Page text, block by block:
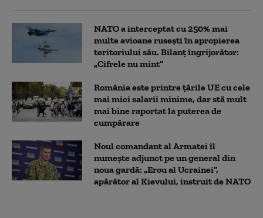
NATO a interceptat cu 250% mai
multe avioane rusești în apropierea
teritoriului său. Bilanț îngrijorător:
„Cifrele nu mint”
România este printre țările UE cu cele
mai mici salarii minime, dar stă mult
mai bine raportat la puterea de
cumpărare
Noul comandant al Armatei îl
numește adjunct pe un general din
noua gardă: „Erou al Ucrainei”,
apărător al Kievului, instruit de NATO